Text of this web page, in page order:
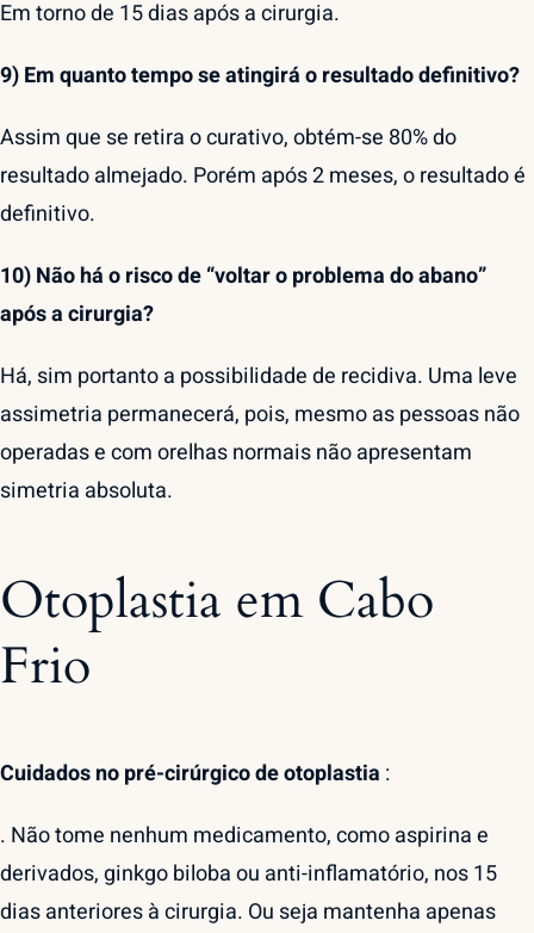
Em torno de 15 dias após a cirurgia.
9) Em quanto tempo se atingirá o resultado definitivo?
Assim que se retira o curativo, obtém-se 80% do
resultado almejado. Porém após 2 meses, o resultado é
definitivo.
10) Não há o risco de “voltar o problema do abano”
após a cirurgia?
Há, sim portanto a possibilidade de recidiva. Uma leve
assimetria permanecerá, pois, mesmo as pessoas não
operadas e com orelhas normais não apresentam
simetria absoluta.
Otoplastia em Cabo
Frio
Cuidados no pré-cirúrgico de otoplastia :
. Não tome nenhum medicamento, como aspirina e
derivados, ginkgo biloba ou anti-inflamatório, nos 15
dias anteriores à cirurgia. Ou seja mantenha apenas